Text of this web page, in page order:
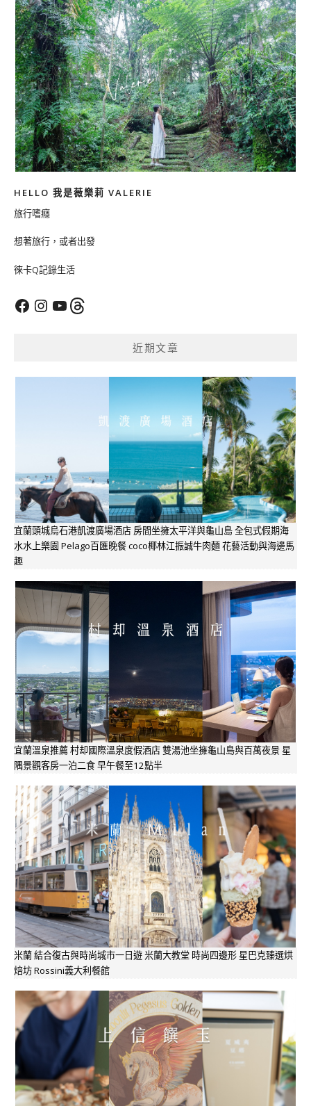
HELLO 我是薇樂莉 VALERIE
旅行嗜癮
想著旅行，或者出發
徠卡Q記錄生活
FacebookInstagram
YouTubeThreads
近期文章
宜蘭頭城烏石港凱渡廣場酒店 房間坐擁太平洋與龜山島 全包式假期海
水水上樂園 Pelago百匯晚餐 coco椰林江振誠牛肉麵 花藝活動與海邊馬
趣
宜蘭溫泉推薦 村却國際溫泉度假酒店 雙湯池坐擁龜山島與百萬夜景 星
隅景觀客房一泊二食 早午餐至12點半
米蘭 結合復古與時尚城市一日遊 米蘭大教堂 時尚四邊形 星巴克臻選烘
焙坊 Rossini義大利餐館